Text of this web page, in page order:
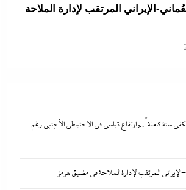
من غزة: كل ما تريدون معرفته عن
السلاح في غزة
سنة كاملة”..وارتفاع قياسي في الاحتياطي الأجنبي رغم
الإيراني المرتقب لإدارة الملاحة في مضيق هرمز